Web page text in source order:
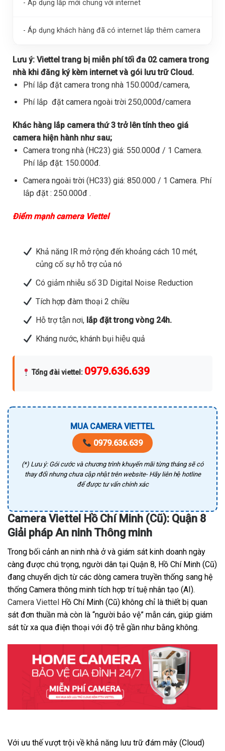
- Áp dụng lắp mới chung với internet
- Áp dụng khách hàng đã có internet lắp thêm camera
Lưu ý: Viettel trang bị miễn phí tối đa 02 camera trong
nhà khi đăng ký kèm internet và gói lưu trữ Cloud.
Phí lắp đặt camera trong nhà 150.000đ/camera,
Phí lắp đặt camera ngoài trời 250,000đ/camera
Khác hàng lắp camera thứ 3 trở lên tính theo giá
camera hiện hành như sau;
Camera trong nhà (HC23) giá: 550.000đ / 1 Camera.
Phí lắp đặt: 150.000đ.
Camera ngoài trời (HC33) giá: 850.000 / 1 Camera. Phí
lắp đặt : 250.000đ .
Điểm mạnh camera Viettel
Khả năng IR mở rộng đến khoảng cách 10 mét,
củng cố sự hỗ trợ của nó
Có giảm nhiễu số 3D Digital Noise Reduction
Tích hợp đàm thoại 2 chiều
Hỗ trợ tận nơi,lắp đặt trong vòng 24h.
Kháng nước, khánh bụi hiệu quả
Tổng đài viettel : 0979.636.639
MUA CAMERA VIETTEL
0979.636.639
(*) Lưu ý: Gói cước và chương trình khuyến mãi từng tháng sẽ có
thay đổi nhưng chưa cập nhật trên website- Hãy liên hệ hotline
để được tư vấn chính xác
Camera Viettel Hồ Chí Minh (Cũ): Quận 8
Giải pháp An ninh Thông minh
Trong bối cảnh an ninh nhà ở và giám sát kinh doanh ngày
càng được chú trọng, người dân tại Quận 8, Hồ Chí Minh (Cũ)
đang chuyển dịch từ các dòng camera truyền thống sang hệ
thống Camera thông minh tích hợp trí tuệ nhân tạo (AI).
Camera Viettel Hồ Chí Minh (Cũ) không chỉ là thiết bị quan
sát đơn thuần mà còn là “người bảo vệ” mẫn cán, giúp giám
sát từ xa qua điện thoại với độ trễ gần như bằng không.
Với ưu thế vượt trội về khả năng lưu trữ đám mây (Cloud)